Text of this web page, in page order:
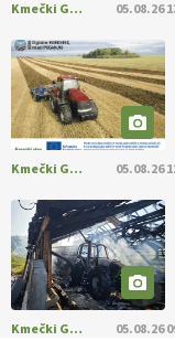
RAKARI
MIZA
Kmečki Glas 05.08.26
Kmečki Glas 05.08.26
Kmečki Glas 05.08.26